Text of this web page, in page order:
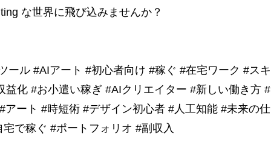
な世界に飛び込みませんか？
ール #AIアート #初心者向け #稼ぐ #在宅ワーク #スキ
化 #お小遣い稼ぎ #AIクリエイター #新しい働き方 #
ート #時短術 #デザイン初心者 #人工知能 #未来の仕
で稼ぐ #ポートフォリオ #副収入